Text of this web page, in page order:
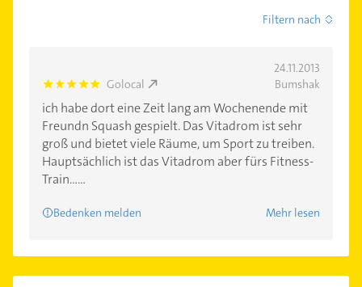
Filtern nach
24.11.2013
5.0 Golocal Bumshak
ich habe dort eine Zeit lang am Wochenende mit
Freundn Squash gespielt. Das Vitadrom ist sehr
groß und bietet viele Räume, um Sport zu treiben.
Hauptsächlich ist das Vitadrom aber fürs Fitness-
Train......
Bedenken melden Mehr lesen